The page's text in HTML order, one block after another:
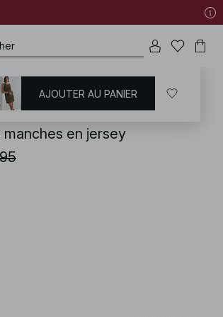
en jersey
AJOUTER AU PANIER